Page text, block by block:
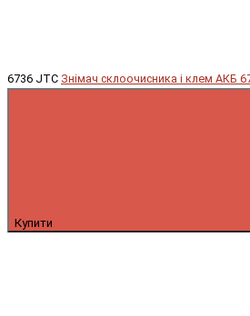
6736 JTC Знімач склоочисника і клем АКБ
Купити